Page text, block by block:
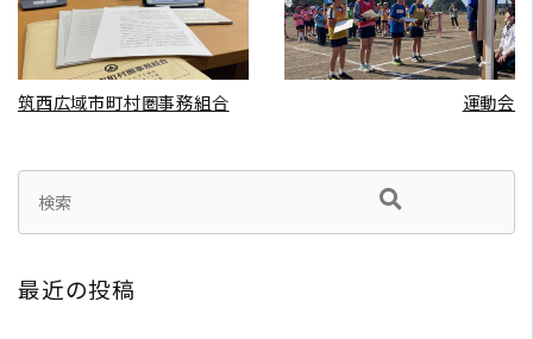
READ MORE
筑西広域市町村圏事務組合
READ MORE
運動会
最近の投稿